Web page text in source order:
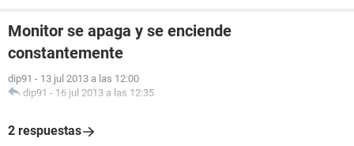
Monitor se apaga y se enciende
constantemente
dip91 - 13 jul 2013 a las 12:00
dip91 - 16 jul 2013 a las 12:35
2 respuestas